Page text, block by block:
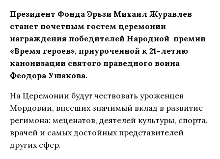
Президент Фонда Эрьзи Михаил Журавлев
станет почетным гостем церемонии
награждения победителей Народной премии
«Время героев», приуроченной к 21-летию
канонизации святого праведного воина
Феодора Ушакова.
На Церемонии будут чествовать уроженцев
Мордовии, внесших значимый вклад в развитие
регимона: меценатов, деятелей культуры, спорта,
врачей и самых достойных представителей
других сфер.